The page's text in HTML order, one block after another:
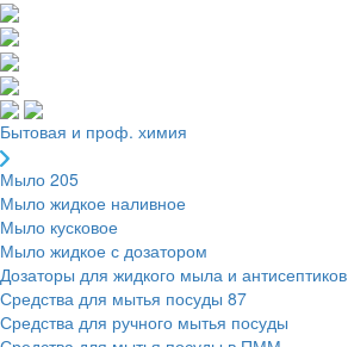
Бытовая и проф. химия
Мыло 205
Мыло жидкое наливное
Мыло кусковое
Мыло жидкое с дозатором
Дозаторы для жидкого мыла и антисептиков
Средства для мытья посуды 87
Средства для ручного мытья посуды